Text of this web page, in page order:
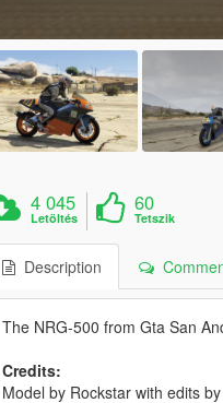
4 045
Letöltés
60
Tetszik
Description
The NRG-500 from Gta San
Credits:
Model by Rockstar with edits